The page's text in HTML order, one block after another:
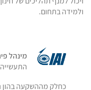
ולמידה בתחום.
מינהל
התעשייה
כחלק מההשקעה בהון